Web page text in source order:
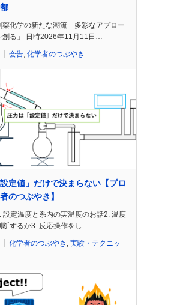
薬化学の新たな潮流 多彩なアプロー
創る」 日時2026年11月11日…
会告, 化学者のつぶやき
定値」だけで決まらない【プロ
のつぶやき】
設定温度と系内の実温度のお話2. 温度
断するか3. 反応操作をし…
化学者のつぶやき , 実験・テクニッ